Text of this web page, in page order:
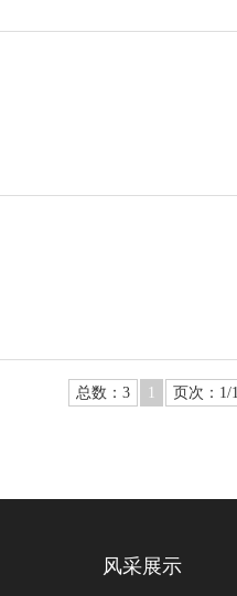
总数：3 1 页次：1/1
风采展示